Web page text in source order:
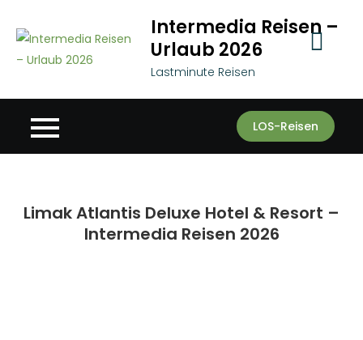
content
Intermedia Reisen –
Urlaub 2026
Lastminute Reisen
LOS-Reisen
Limak Atlantis Deluxe Hotel & Resort –
Intermedia Reisen 2026